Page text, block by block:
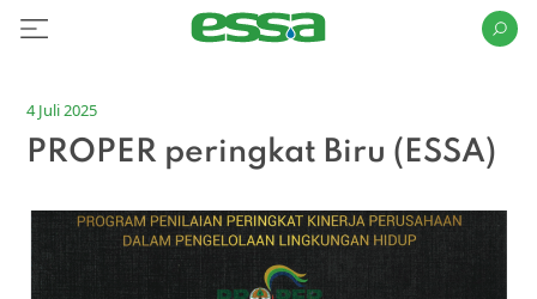
4 Juli 2025
PROPER peringkat Biru (ESSA)